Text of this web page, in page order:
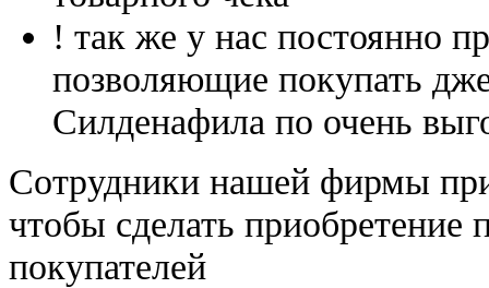
! так же у нас постоянно
позволяющие покупать
Силденафила по очень
Cотрудники нашей фирмы
чтобы сделать приобретение
покупателей